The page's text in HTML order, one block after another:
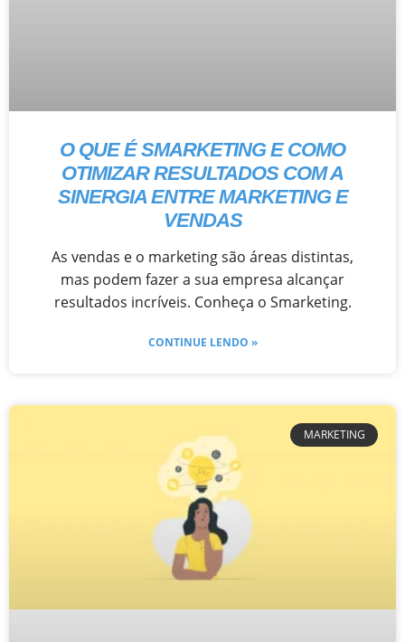
O QUE É SMARKETING E COMO
OTIMIZAR RESULTADOS COM A
SINERGIA ENTRE MARKETING E
VENDAS
As vendas e o marketing são áreas distintas,
mas podem fazer a sua empresa alcançar
resultados incríveis. Conheça o Smarketing.
CONTINUE LENDO »
MARKETING